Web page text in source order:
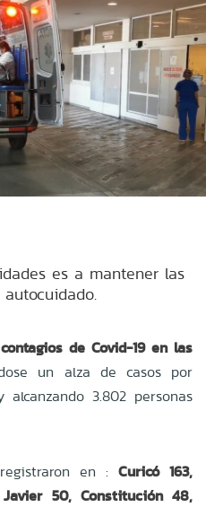
es a mantener las
de Covid-19 en las
un alza de casos por
3.802 personas
en : Curicó 163,
50, Constitución 48,